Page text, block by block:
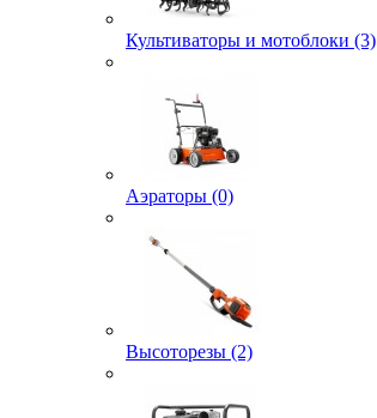
Культиваторы и мотоблоки (3)
Аэраторы (0)
Высоторезы (2)